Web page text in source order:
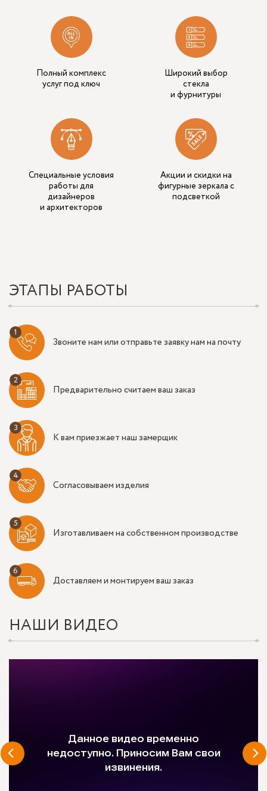
Полный комплекс
услуг под ключ
Широкий выбор
стекла
и фурнитуры
Специальные условия
работы для
дизайнеров
и архитекторов
Акции и скидки на
фигурные зеркала с
подсветкой
ЭТАПЫ РАБОТЫ
Звоните нам или отправьте заявку нам на почту
Предварительно считаем ваш заказ
К вам приезжает наш замерщик
Согласовываем изделия
Изготавливаем на собственном производстве
Доставляем и монтируем ваш заказ
НАШИ ВИДЕО